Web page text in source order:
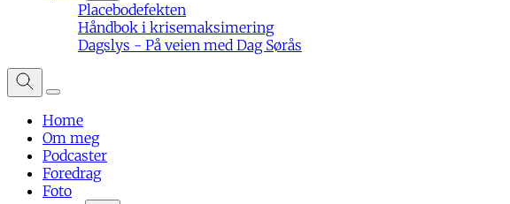
Placebodefekten
Håndbok i krisemaksimering
Dagslys - På veien med Dag Sørås
Home
Om meg
Podcaster
Foredrag
Foto